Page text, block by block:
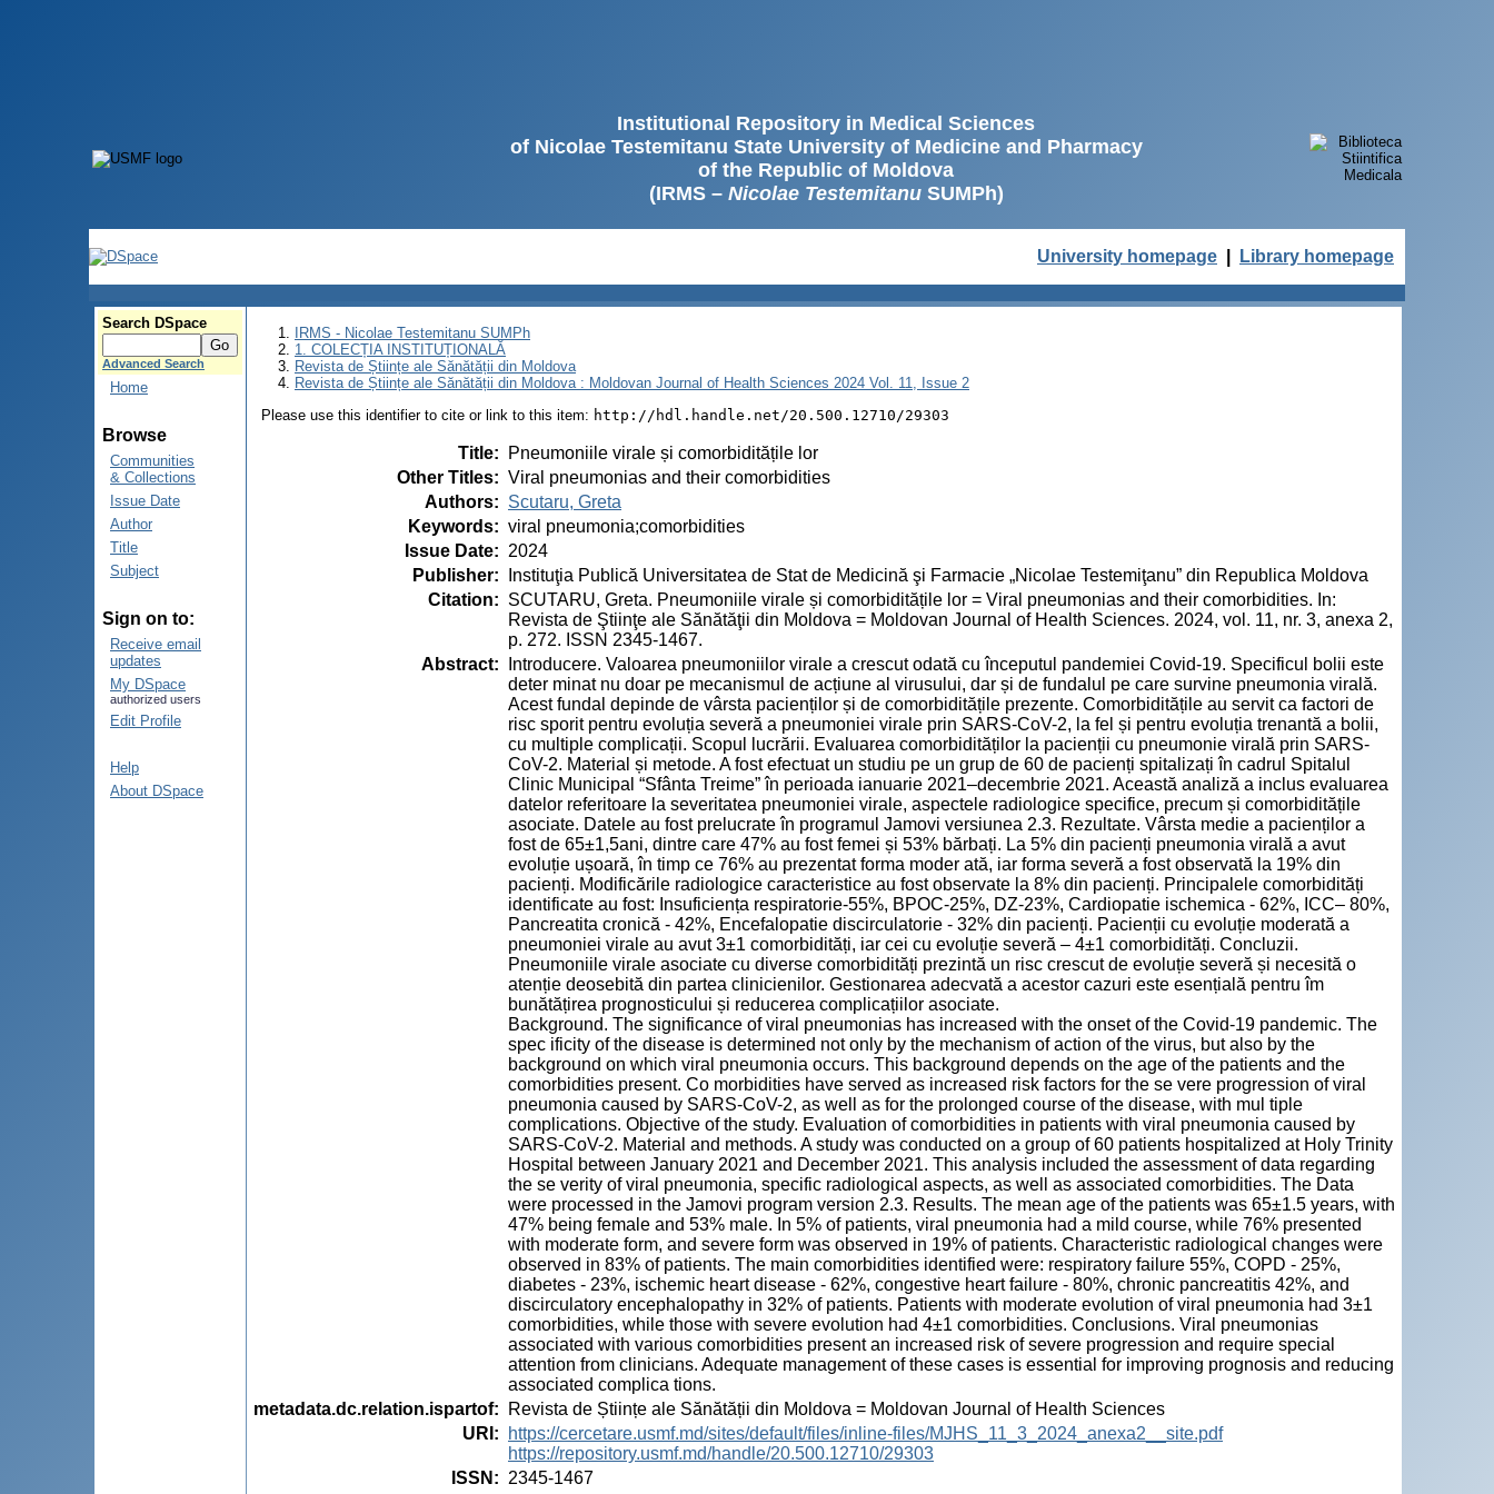
Institutional Repository in Medical Sciences
of Nicolae Testemitanu State University of Medicine and Pharmacy
of the Republic of Moldova
(IRMS – Nicolae TestemitanuSUMPh)
University homepage Library homepage
Search DSpace
Advanced Search
Home
Browse
Communities
& Collections
Issue Date
Author
Title
Subject
Sign on to:
Receive email
updates
My DSpace
authorized users
Edit Profile
Help
About DSpace
IRMS - Nicolae Testemitanu SUMPh
1. COLECȚIA INSTITUȚIONALĂ
Revista de Științe ale Sănătății din Moldova
Revista de Științe ale Sănătății din Moldova : Moldovan Journal of Health Sciences 2024 Vol. 11, Issue 2
Please use this identifier to cite or link to this item: http://hdl.handle.net/20.500.12710/29303
Title:
Pneumoniile virale și comorbiditățile lor
Other Titles: Viral pneumonias and their comorbidities
Authors: Scutaru, Greta
Keywords: viral pneumonia;comorbidities
Issue Date: 2024
Publisher:
Instituţia Publică Universitatea de Stat de Medicină şi Farmacie „Nicolae Testemiţanu” din Republica Moldova
Citation: SCUTARU, Greta. Pneumoniile virale și comorbiditățile lor = Viral pneumonias and their comorbidities. In:
Revista de Ştiinţe ale Sănătăţii din Moldova = Moldovan Journal of Health Sciences. 2024, vol. 11, nr. 3, anexa 2,
p. 272. ISSN 2345-1467.
Abstract:
Introducere. Valoarea pneumoniilor virale a crescut odată cu începutul pandemiei Covid-19. Specificul bolii este
deter minat nu doar pe mecanismul de acțiune al virusului, dar și de fundalul pe care survine pneumonia virală.
Acest fundal depinde de vârsta pacienților și de comorbiditățile prezente. Comorbiditățile au servit ca factori de
risc sporit pentru evoluția severă a pneumoniei virale prin SARS-CoV-2, la fel și pentru evoluția trenantă a bolii,
cu multiple complicații. Scopul lucrării. Evaluarea comorbidităților la pacienții cu pneumonie virală prin SARS-
CoV-2. Material și metode. A fost efectuat un studiu pe un grup de 60 de pacienți spitalizați în cadrul Spitalul
Clinic Municipal “Sfânta Treime” în perioada ianuarie 2021–decembrie 2021. Această analiză a inclus evaluarea
datelor referitoare la severitatea pneumoniei virale, aspectele radiologice specifice, precum și comorbiditățile
asociate. Datele au fost prelucrate în programul Jamovi versiunea 2.3. Rezultate. Vârsta medie a pacienților a
fost de 65±1,5ani, dintre care 47% au fost femei și 53% bărbați. La 5% din pacienți pneumonia virală a avut
evoluție ușoară, în timp ce 76% au prezentat forma moder ată, iar forma severă a fost observată la 19% din
pacienți. Modificările radiologice caracteristice au fost observate la 8% din pacienți. Principalele comorbidități
identificate au fost: Insuficiența respiratorie-55%, BPOC-25%, DZ-23%, Cardiopatie ischemica - 62%, ICC– 80%,
Pancreatita cronică - 42%, Encefalopatie discirculatorie - 32% din pacienți. Pacienții cu evoluție moderată a
pneumoniei virale au avut 3±1 comorbidități, iar cei cu evoluție severă – 4±1 comorbidități. Concluzii.
Pneumoniile virale asociate cu diverse comorbidități prezintă un risc crescut de evoluție severă și necesită o
atenție deosebită din partea clinicienilor. Gestionarea adecvată a acestor cazuri este esențială pentru îm
bunătățirea prognosticului și reducerea complicațiilor asociate.
Background. The significance of viral pneumonias has increased with the onset of the Covid-19 pandemic. The
spec ificity of the disease is determined not only by the mechanism of action of the virus, but also by the
background on which viral pneumonia occurs. This background depends on the age of the patients and the
comorbidities present. Co morbidities have served as increased risk factors for the se vere progression of viral
pneumonia caused by SARS-CoV-2, as well as for the prolonged course of the disease, with mul tiple
complications. Objective of the study. Evaluation of comorbidities in patients with viral pneumonia caused by
SARS-CoV-2. Material and methods. A study was conducted on a group of 60 patients hospitalized at Holy Trinity
Hospital between January 2021 and December 2021. This analysis included the assessment of data regarding
the se verity of viral pneumonia, specific radiological aspects, as well as associated comorbidities. The Data
were processed in the Jamovi program version 2.3. Results. The mean age of the patients was 65±1.5 years, with
47% being female and 53% male. In 5% of patients, viral pneumonia had a mild course, while 76% presented
with moderate form, and severe form was observed in 19% of patients. Characteristic radiological changes were
observed in 83% of patients. The main comorbidities identified were: respiratory failure 55%, COPD - 25%,
diabetes - 23%, ischemic heart disease - 62%, congestive heart failure - 80%, chronic pancreatitis 42%, and
discirculatory encephalopathy in 32% of patients. Patients with moderate evolution of viral pneumonia had 3±1
comorbidities, while those with severe evolution had 4±1 comorbidities. Conclusions. Viral pneumonias
associated with various comorbidities present an increased risk of severe progression and require special
attention from clinicians. Adequate management of these cases is essential for improving prognosis and reducing
associated complica tions.
metadata.dc.relation.ispartof:
Revista de Științe ale Sănătății din Moldova = Moldovan Journal of Health Sciences
URI :
https://cercetare.usmf.md/sites/default/files/inline-files/MJHS_11_3_2024_anexa2__site.pdf
https://repository.usmf.md/handle/20.500.12710/29303
ISSN : 2345-1467